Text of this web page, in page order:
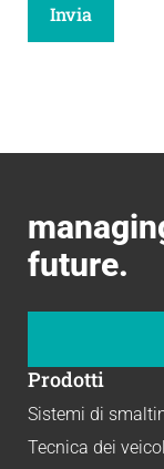
Invia
future.
Prodotti
Sistemi di
Tecnica dei